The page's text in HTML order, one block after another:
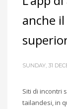
anche
SUNDAY, 31
Siti di incontri
tailandesi, in